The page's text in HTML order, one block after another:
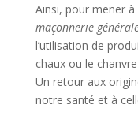
Ainsi, pour mener à
maçonnerie
l’utilisation de
chaux ou le
Un retour aux
notre santé et à